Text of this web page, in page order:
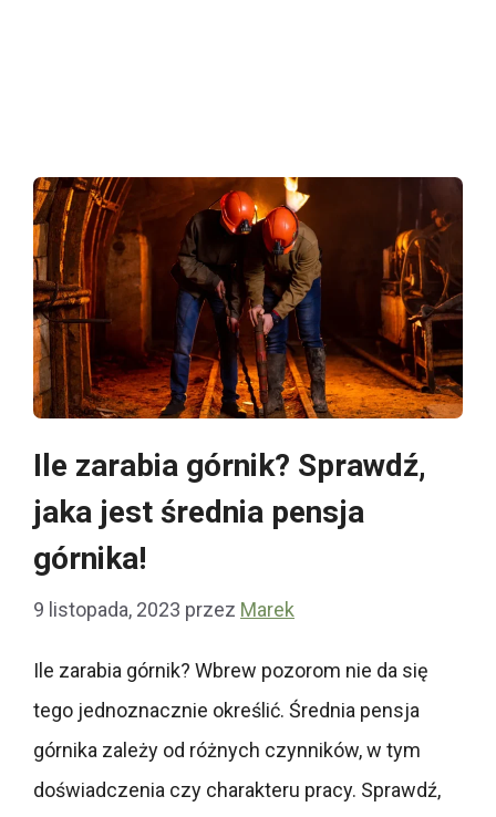
Ile zarabia górnik? Sprawdź,
jaka jest średnia pensja
górnika!
9 listopada, 2023 przez Marek
Ile zarabia górnik? Wbrew pozorom nie da się
tego jednoznacznie określić. Średnia pensja
górnika zależy od różnych czynników, w tym
doświadczenia czy charakteru pracy. Sprawdź,